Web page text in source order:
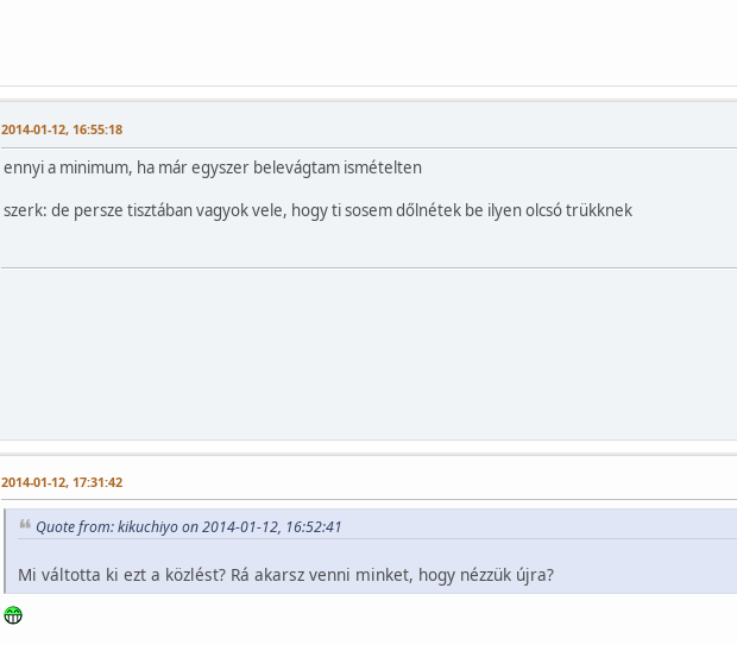
2014-01-12, 16:55:18
ennyi a minimum, ha már egyszer belevágtam ismételten
szerk: de persze tisztában vagyok vele, hogy ti sosem dőlnétek be ilyen olcsó trükknek
2014-01-12, 17:31:42
Quote from: kikuchiyo on 2014-01-12, 16:52:41
Mi váltotta ki ezt a közlést? Rá akarsz venni minket, hogy nézzük újra?